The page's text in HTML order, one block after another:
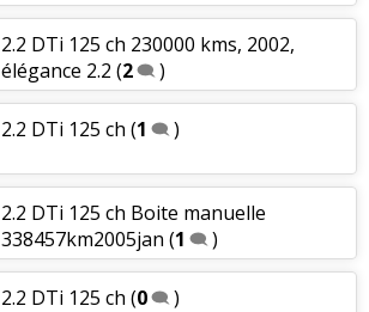
2.2 DTi 125 ch 230000 kms, 2002,
élégance 2.2 (2 )
2.2 DTi 125 ch (1 )
2.2 DTi 125 ch Boite manuelle
338457km2005jan (1 )
2.2 DTi 125 ch (0 )